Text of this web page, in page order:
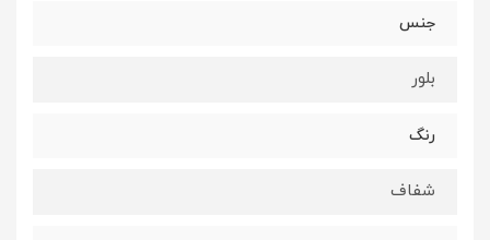
جنس
بلور
رنگ
شفاف